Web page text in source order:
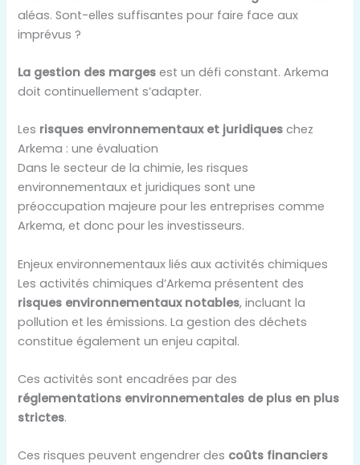
aléas. Sont-elles suffisantes pour faire face aux
imprévus ?
La gestion des marges est un défi constant. Arkema
doit continuellement s’adapter.
Les risques environnementaux et juridiques chez
Arkema : une évaluation
Dans le secteur de la chimie, les risques
environnementaux et juridiques sont une
préoccupation majeure pour les entreprises comme
Arkema, et donc pour les investisseurs.
Enjeux environnementaux liés aux activités chimiques
Les activités chimiques d’Arkema présentent des
risques environnementaux notables, incluant la
pollution et les émissions. La gestion des déchets
constitue également un enjeu capital.
Ces activités sont encadrées par des
réglementations environnementales de plus en plus
strictes.
Ces risques peuvent engendrer des coûts financiers